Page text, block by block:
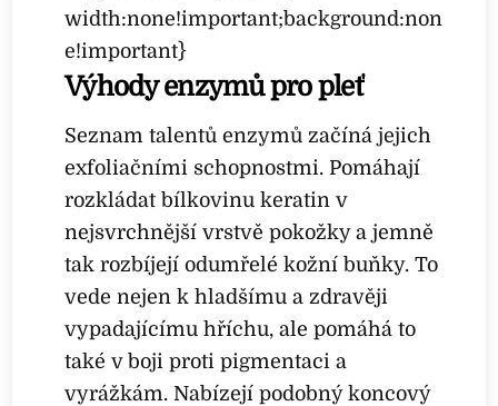
width:none!important;background:non
e!important}
Výhody enzymů pro pleť
Seznam talentů enzymů začíná jejich
exfoliačními schopnostmi. Pomáhají
rozkládat bílkovinu keratin v
nejsvrchnější vrstvě pokožky a jemně
tak rozbíjejí odumřelé kožní buňky. To
vede nejen k hladšímu a zdravěji
vypadajícímu hříchu, ale pomáhá to
také v boji proti pigmentaci a
vyrážkám. Nabízejí podobný koncový